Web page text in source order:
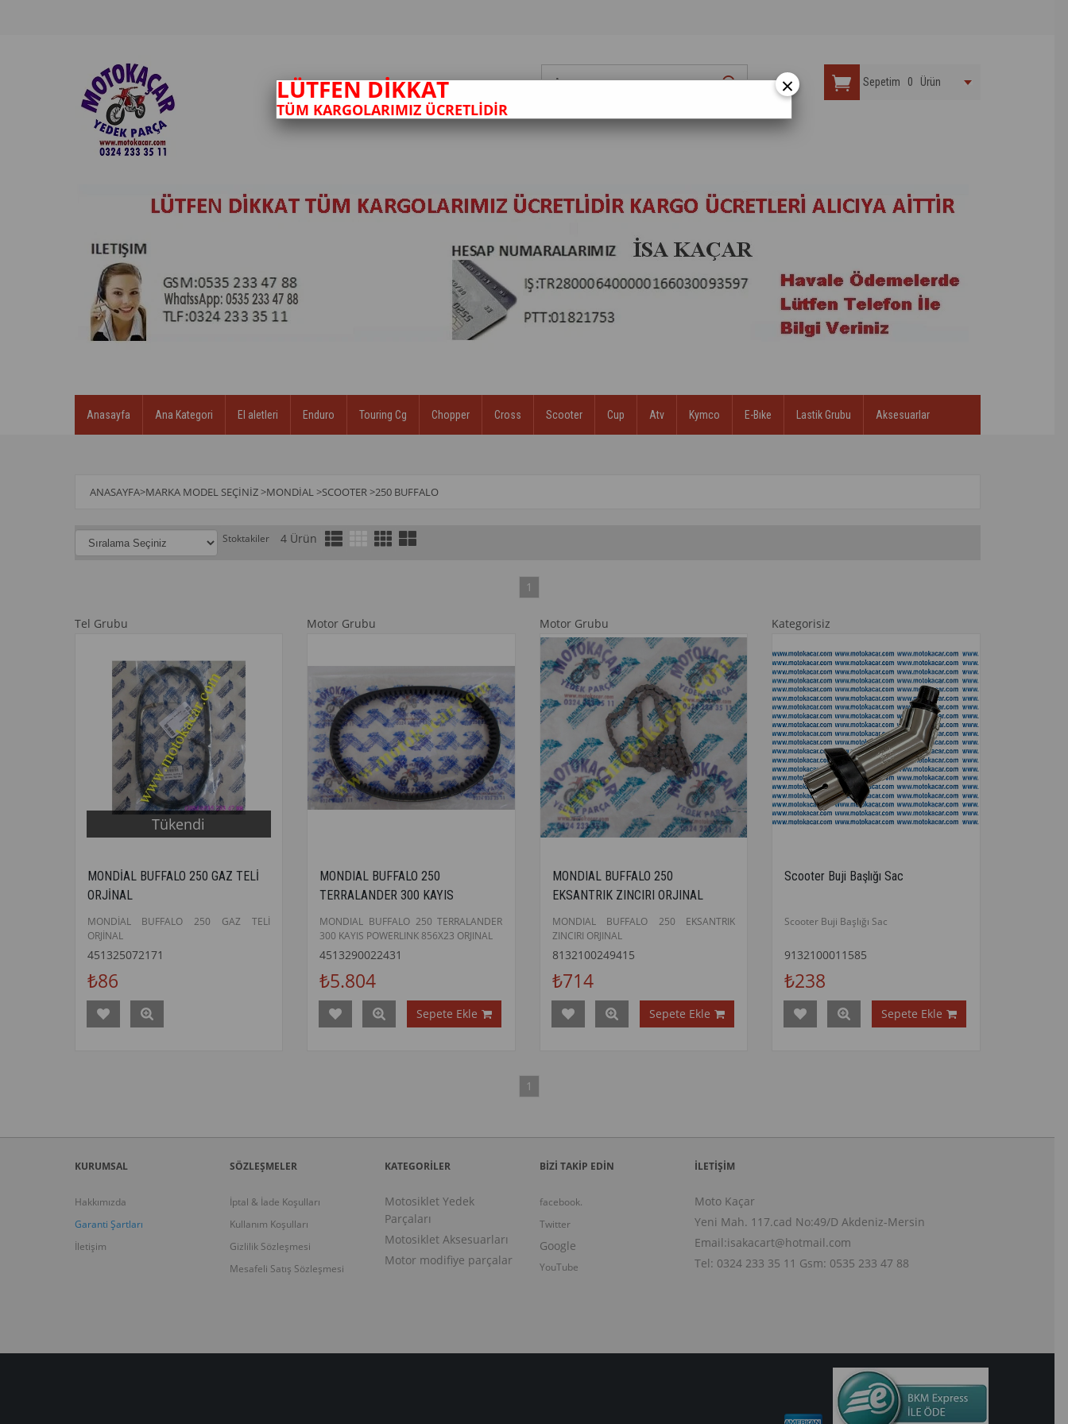
Sepetim 0 Ürün
Anasayfa Ana Kategori El aletleri Enduro Touring Cg Chopper Cross Scooter Cup Atv Kymco E-Bıke Lastik Grubu Aksesuarlar
ANASAYFA>MARKA MODEL SEÇINIZ>MONDİAL>SCOOTER>250 BUFFALO
Stoktakiler 4 Ürün
1
Tel Grubu
Tükendi
MONDİAL BUFFALO 250 GAZ TELİ
ORJİNAL
MONDİAL BUFFALO 250 GAZ TELİ
ORJİNAL
451325072171
₺86
Motor Grubu
MONDIAL BUFFALO 250
TERRALANDER 300 KAYIS
MONDIAL BUFFALO 250 TERRALANDER
300 KAYIS POWERLINK 856X23 ORJINAL
4513290022431
₺5.804
Sepete Ekle
Motor Grubu
MONDIAL BUFFALO 250
EKSANTRIK ZINCIRI ORJINAL
MONDIAL BUFFALO 250 EKSANTRIK
ZINCIRI ORJINAL
8132100249415
₺714
Sepete Ekle
Kategorisiz
Scooter Buji Başlığı Sac
Scooter Buji Başlığı Sac
9132100011585
₺238
Sepete Ekle
1
KURUMSAL
Hakkımızda
Garanti Şartları
İletişim
SÖZLEŞMELER
İptal & İade Koşulları
Kullanım Koşulları
Gizlilik Sözleşmesi
Mesafeli Satış Sözleşmesi
KATEGORİLER
Motosiklet Yedek
Parçaları
Motosiklet Aksesuarları
Motor modifiye parçalar
BİZİ TAKİP EDİN
facebook.
Twitter
Google
YouTube
İLETIŞIM
Moto Kaçar
Yeni Mah. 117.cad No:49/D Akdeniz-Mersin
Email:isakacart@hotmail.com
Tel: 0324 233 35 11 Gsm: 0535 233 47 88
×
LÜTFEN DİKKAT
TÜM KARGOLARIMIZ ÜCRETLİDİR